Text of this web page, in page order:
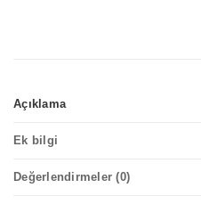
Açıklama
Ek bilgi
Değerlendirmeler (0)